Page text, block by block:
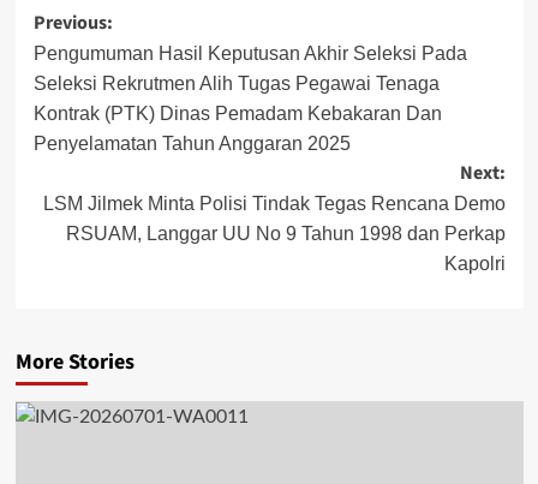
Post
navigation
Previous:
Pengumuman Hasil Keputusan Akhir Seleksi Pada
Seleksi Rekrutmen Alih Tugas Pegawai Tenaga
Kontrak (PTK) Dinas Pemadam Kebakaran Dan
Penyelamatan Tahun Anggaran 2025
Next:
LSM Jilmek Minta Polisi Tindak Tegas Rencana Demo
RSUAM, Langgar UU No 9 Tahun 1998 dan Perkap
Kapolri
More Stories